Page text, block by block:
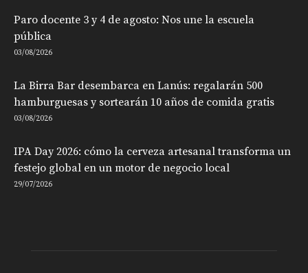
Paro docente 3 y 4 de agosto: Nos une la escuela
pública
03/08/2026
La Birra Bar desembarca en Lanús: regalarán 500
hamburguesas y sortearán 10 años de comida gratis
03/08/2026
IPA Day 2026: cómo la cerveza artesanal transforma un
festejo global en un motor de negocio local
29/07/2026